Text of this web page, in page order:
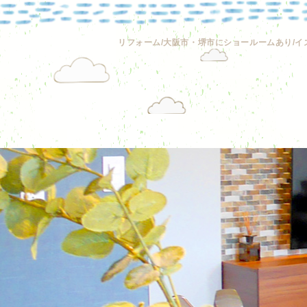
リフォーム/大阪市・堺市にショールームあり/イ